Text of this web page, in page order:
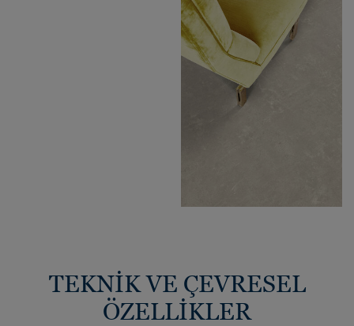
TEKNİK VE ÇEVRESEL
ÖZELLİKLER